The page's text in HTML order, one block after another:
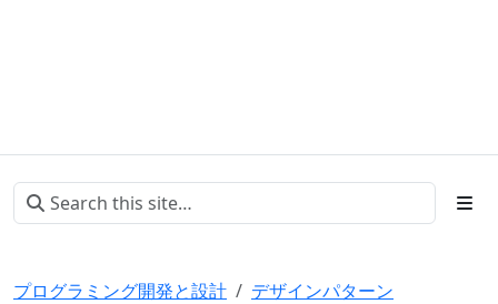
プログラミング開発と設計
デザインパターン